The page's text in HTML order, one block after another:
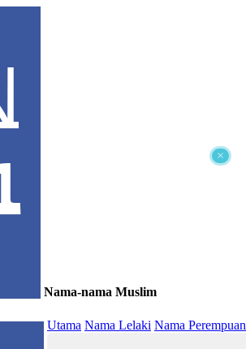
×
Nama-nama Muslim
Utama Nama Lelaki Nama Perempuan